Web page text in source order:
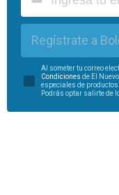
Regístrate a
Al someter tu correo
Condiciones de El
especiales de
Podrás optar salirte de